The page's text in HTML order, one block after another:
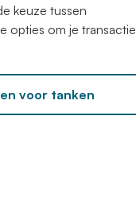
keuze tussen
opties om je transactie
voor tanken